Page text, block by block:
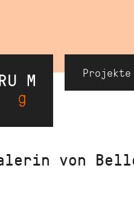
Header
Projekte
von